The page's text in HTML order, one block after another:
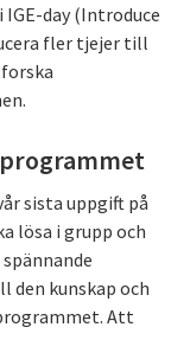
day (Introduce
fler tjejer till
sista uppgift på
lösa i grupp och
kunskap och
Att